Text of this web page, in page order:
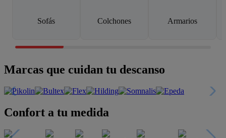
Sofás Colchones Armarios
Marcas que cuidan tu descanso
Confort a tu medida